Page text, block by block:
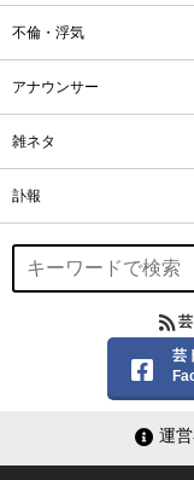
不倫・浮気
アナウンサー
雑ネタ
訃報
芸
運